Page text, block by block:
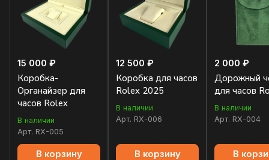
15 000 ₽
Коробка-
Органайзер для
часов Rolex
В наличии
Арт. RX-005
В корзину
12 500 ₽
Коробка для часов
Rolex 2025
В наличии
Арт. RX-006
В корзину
2 000 ₽
Дорожный
для часов
В наличии
Арт. RX-004
В